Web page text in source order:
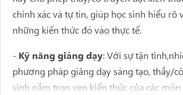
chính xác và tự tin, giúp học sinh hiểu rõ
những kiến thức đó vào thực tế.
- Kỹ năng giảng dạy: Với sự tận
phương pháp giảng dạy sáng tạo, thầy/
sinh nắm trọn vẹn kiến thức của các